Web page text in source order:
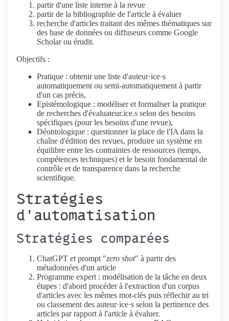
partir d'une liste interne à la revue
partir de la bibliographie de l'article à évaluer
recherche d'articles traitant des mêmes thématiques sur
des base de données ou diffuseurs comme Google
Scholar ou érudit.
Objectifs :
Pratique : obtenir une liste d'auteur·ice·s
automatiquement ou semi-automatiquement à partir
d'un cas précis,
Epistémologique : modéliser et formaliser la pratique
de recherches d'évaluateur.ice.s selon des besoins
spécifiques (pour les besoins d'une revue),
Déontologique : questionner la place de l'IA dans la
chaîne d'édition des revues, produire un système en
équilibre entre les contraintes de ressources (temps,
compétences techniques) et le besoin fondamental de
contrôle et de transparence dans la recherche
scientifique.
Stratégies
d'automatisation
Stratégies comparées
ChatGPT et prompt "zero shot" à partir des
métadonnées d'un article
Programme expert : modélisation de la tâche en deux
étapes : d'abord procéder à l'extraction d'un corpus
d'articles avec les mêmes mot-clés puis réflechir au tri
ou classement des auteur·ice·s selon la pertinence des
articles par rapport à l'article à évaluer.